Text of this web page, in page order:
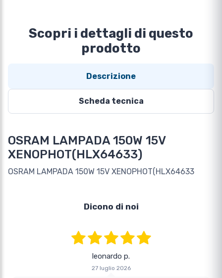
Scopri i dettagli di questo
prodotto
Descrizione
Scheda tecnica
OSRAM LAMPADA 150W 15V
XENOPHOT(HLX64633)
OSRAM LAMPADA 150W 15V XENOPHOT(HLX64633
Dicono di noi
leonardo p.
27 luglio 2026